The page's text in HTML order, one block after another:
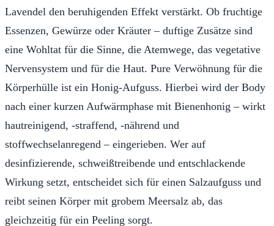
Lavendel den beruhigenden Effekt verstärkt. Ob fruchtige
Essenzen, Gewürze oder Kräuter – duftige Zusätze sind
eine Wohltat für die Sinne, die Atemwege, das vegetative
Nervensystem und für die Haut. Pure Verwöhnung für die
Körperhülle ist ein Honig-Aufguss. Hierbei wird der Body
nach einer kurzen Aufwärmphase mit Bienenhonig – wirkt
hautreinigend, -straffend, -nährend und
stoffwechselanregend – eingerieben. Wer auf
desinfizierende, schweißtreibende und entschlackende
Wirkung setzt, entscheidet sich für einen Salzaufguss und
reibt seinen Körper mit grobem Meersalz ab, das
gleichzeitig für ein Peeling sorgt.